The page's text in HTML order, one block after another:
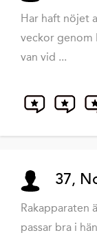
Har haft nöjet
veckor genom
van vid ...
37,
Rakapparaten
passar bra i